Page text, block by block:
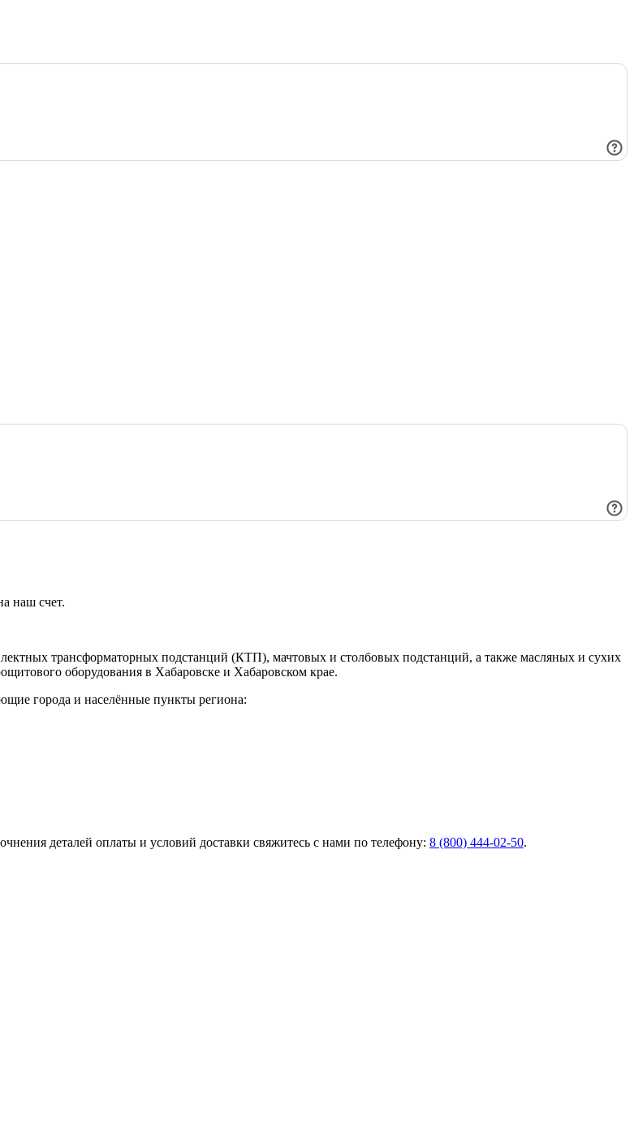
наш счет.
трансформаторных подстанций (КТП), мачтовых и столбовых подстанций, а также масляных и сухих
оборудования в Хабаровске и Хабаровском крае.
города и населённые пункты региона:
деталей оплаты и условий доставки свяжитесь с нами по телефону: 8 (800) 444‑02‑50.